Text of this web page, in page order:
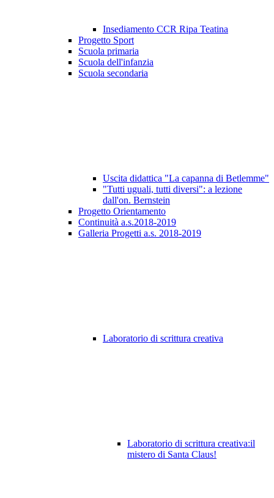
Insediamento CCR Ripa Teatina
Progetto Sport
Scuola primaria
Scuola dell'infanzia
Scuola secondaria
Uscita didattica "La capanna di Betlemme"
"Tutti uguali, tutti diversi": a lezione
dall'on. Bernstein
Progetto Orientamento
Continuità a.s.2018-2019
Galleria Progetti a.s. 2018-2019
Laboratorio di scrittura creativa
Laboratorio di scrittura creativa:il
mistero di Santa Claus!